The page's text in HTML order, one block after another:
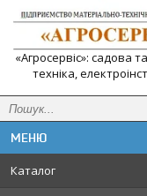
«Агросервіс»: садова
техніка,
Каталог